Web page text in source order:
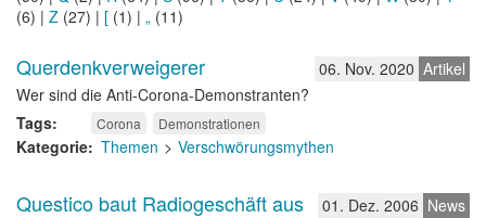
(6) | Z (27) | [ (1) | „ (11)
Artikel
06. Nov. 2020
Querdenkverweigerer
Wer sind die Anti-Corona-Demonstranten?
Tags
Corona Demonstrationen
Kategorie Themen Verschwörungsmythen
News
01. Dez. 2006
Questico baut Radiogeschäft aus